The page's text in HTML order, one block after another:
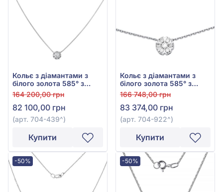
Кольє з діамантами з
білого золота 585° з
діамантом 0,24ct, арт.
704-439
164 200,00 грн
82 100,00 грн
(арт. 704-439^)
Купити
Кольє з діамантами з
білого золота 585° з
діамантом 0,35ct, арт.
704-922
166 748,00 грн
83 374,00 грн
(арт. 704-922^)
Купити
-50% -50%